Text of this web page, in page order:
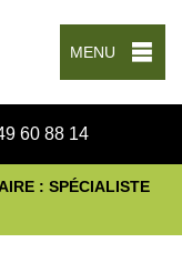
MENU
60 88 14
: SPÉCIALISTE